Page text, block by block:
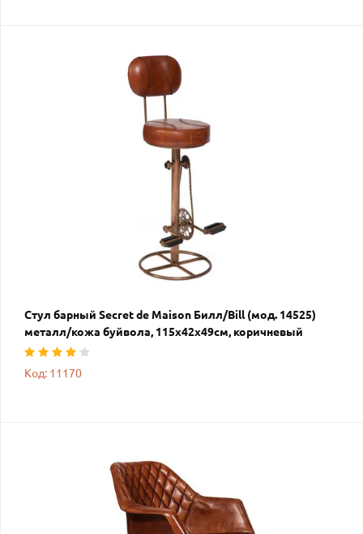
Стул барный Secret de Maison Билл/Bill (мод. 14525)
металл/кожа буйвола, 115х42х49см, коричневый
Код: 11170